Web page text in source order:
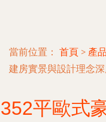
當前位置： 首頁 > 產
建房實景與設計理念
352平歐式